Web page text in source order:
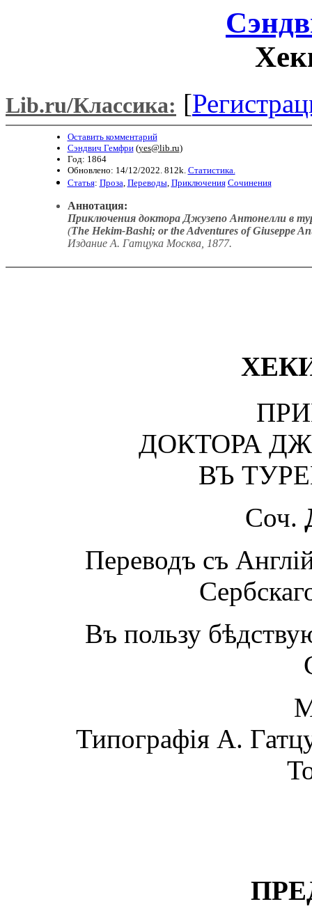
Lib.ru/Классика: [
Оставить комментарий
Сэндвич Гемфри(yes@lib.ru)
Год: 1864
Обновлено: 14/12/2022. 812k. Статистика.
Статья: Проза Переводы, Приключения Сочинения
Аннотация:
Приключения доктора Джузепо Антонелли в
(The Hekim-Bashi; or the Adventures of Giuseppe
Издание А. Гатцука Москва, 1877.
ДОКТОРА
ВЪ
Соч.
Переводъ съ
Въ пользу
Типографія А.